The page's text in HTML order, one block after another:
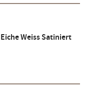
Weiss Satiniert